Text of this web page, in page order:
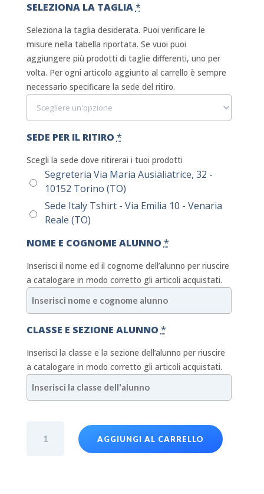
SELEZIONA LA TAGLIA*
Seleziona la taglia desiderata. Puoi verificare le
misure nella tabella riportata. Se vuoi puoi
aggiungere più prodotti di taglie differenti, uno per
volta. Per ogni articolo aggiunto al carrello è sempre
necessario specificare la sede del ritiro.
SEDE PER IL RITIRO *
Scegli la sede dove ritirerai i tuoi prodotti
Segreteria Via Maria Ausialiatrice, 32 -
10152 Torino (TO)
Sede Italy Tshirt - Via Emilia 10 - Venaria
Reale (TO)
NOME E COGNOME ALUNNO *
Inserisci il nome ed il cognome dell’alunno per riuscire
a catalogare in modo corretto gli articoli acquistati.
CLASSE E SEZIONE ALUNNO *
Inserisci la classe e la sezione dell’alunno per riuscire
a catalogare in modo corretto gli articoli acquistati.
shirt
AGGIUNGI AL CARRELLO